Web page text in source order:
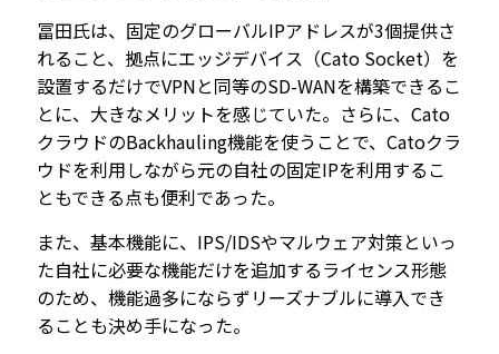
冨田氏は、固定のグローバルIPアドレスが3個提供さ
れること、拠点にエッジデバイス（Cato Socket）を
設置するだけでVPNと同等のSD-WANを構築できるこ
とに、大きなメリットを感じていた。さらに、Cato
クラウドのBackhauling機能を使うことで、Catoクラ
ウドを利用しながら元の自社の固定IPを利用するこ
ともできる点も便利であった。
また、基本機能に、IPS/IDSやマルウェア対策といっ
た自社に必要な機能だけを追加するライセンス形態
のため、機能過多にならずリーズナブルに導入でき
ることも決め手になった。